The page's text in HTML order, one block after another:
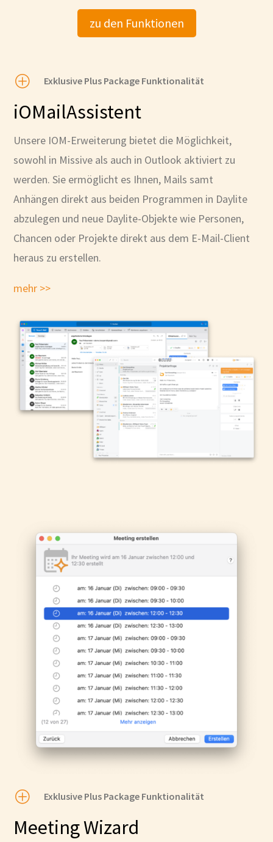
zu den Funktionen
P Exklusive Plus Package Funktionalität
iOMailAssistent
Unsere IOM-Erweiterung bietet die Möglichkeit,
sowohl in Missive als auch in Outlook aktiviert zu
werden. Sie ermöglicht es Ihnen, Mails samt
Anhängen direkt aus beiden Programmen in Daylite
abzulegen und neue Daylite-Objekte wie Personen,
Chancen oder Projekte direkt aus dem E-Mail-Client
heraus zu erstellen.
mehr >>
P Exklusive Plus Package Funktionalität
Meeting Wizard